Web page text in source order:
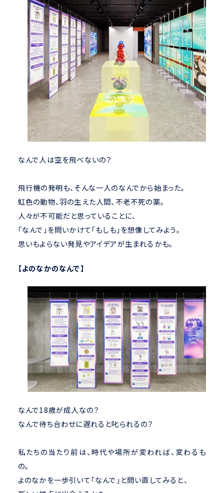
なんで人は空を飛べないの？
飛行機の発明も、そんな一人のなんでから始まった。
虹色の動物、羽の生えた人間、不老不死の薬。
人々が不可能だと思っていることに、
「なんで」を問いかけて「もしも」を想像してみよう。
思いもよらない発見やアイデアが生まれるかも。
【よのなかのなんで】
なんで18歳が成人なの？
なんで待ち合わせに遅れると叱られるの？
私たちの当たり前は、時代や場所が変われば、変わるも
の。
よのなかを一歩引いて「なんで」と問い直してみると、